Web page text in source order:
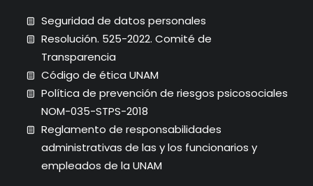
Seguridad de datos personales
Resolución. 525-2022. Comité de
Transparencia
Código de ética UNAM
Política de prevención de riesgos psicosociales
NOM-035-STPS-2018
Reglamento de responsabilidades
administrativas de las y los funcionarios y
empleados de la UNAM